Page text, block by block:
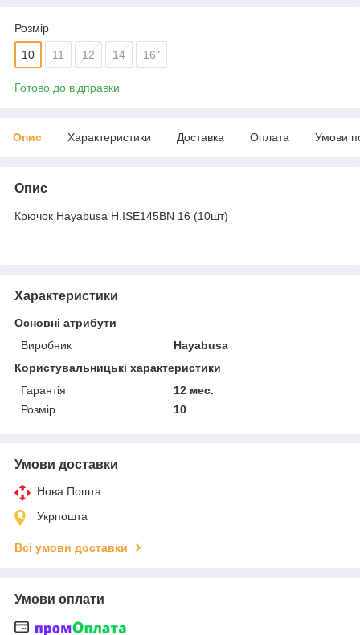
Розмір
10 11 12 14 16"
Готово до відправки
Опис Характеристики Доставка Оплата Умови
Опис
Крючок Hayabusa H.ISE145BN 16 (10шт)
Характеристики
Основні атрибути
Виробник
Hayabusa
Користувальницькі характеристики
Гарантія
12 мес.
Розмір
10
Умови доставки
Нова Пошта
Укрпошта
Всі умови доставки
Умови оплати